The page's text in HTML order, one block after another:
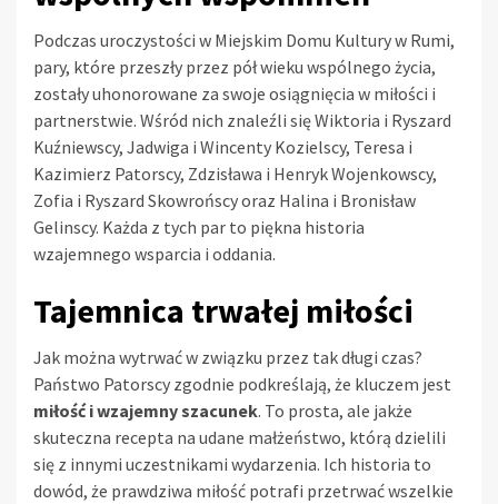
Podczas uroczystości w Miejskim Domu Kultury w Rumi,
pary, które przeszły przez pół wieku wspólnego życia,
zostały uhonorowane za swoje osiągnięcia w miłości i
partnerstwie. Wśród nich znaleźli się Wiktoria i Ryszard
Kuźniewscy, Jadwiga i Wincenty Kozielscy, Teresa i
Kazimierz Patorscy, Zdzisława i Henryk Wojenkowscy,
Zofia i Ryszard Skowrońscy oraz Halina i Bronisław
Gelinscy. Każda z tych par to piękna historia
wzajemnego wsparcia i oddania.
Tajemnica trwałej miłości
Jak można wytrwać w związku przez tak długi czas?
Państwo Patorscy zgodnie podkreślają, że kluczem jest
miłość i wzajemny szacunek. To prosta, ale jakże
skuteczna recepta na udane małżeństwo, którą dzielili
się z innymi uczestnikami wydarzenia. Ich historia to
dowód, że prawdziwa miłość potrafi przetrwać wszelkie